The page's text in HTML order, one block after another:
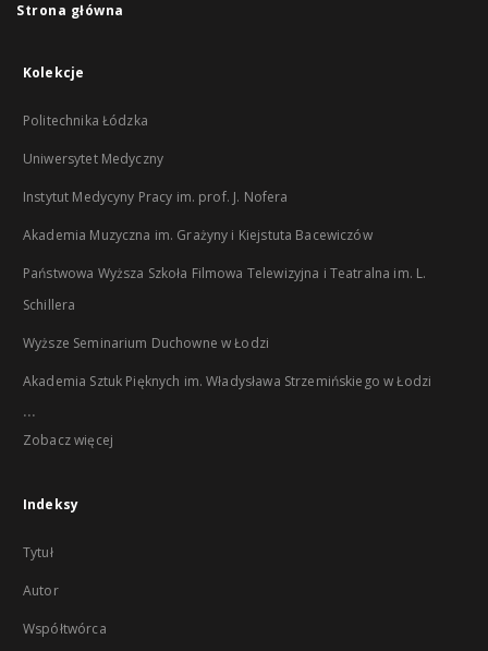
Strona główna
Kolekcje
Politechnika Łódzka
Uniwersytet Medyczny
Instytut Medycyny Pracy im. prof. J. Nofera
Akademia Muzyczna im. Grażyny i Kiejstuta Bacewiczów
Państwowa Wyższa Szkoła Filmowa Telewizyjna i Teatralna im. L.
Schillera
Wyższe Seminarium Duchowne w Łodzi
Akademia Sztuk Pięknych im. Władysława Strzemińskiego w Łodzi
...
Zobacz więcej
Indeksy
Tytuł
Autor
Współtwórca